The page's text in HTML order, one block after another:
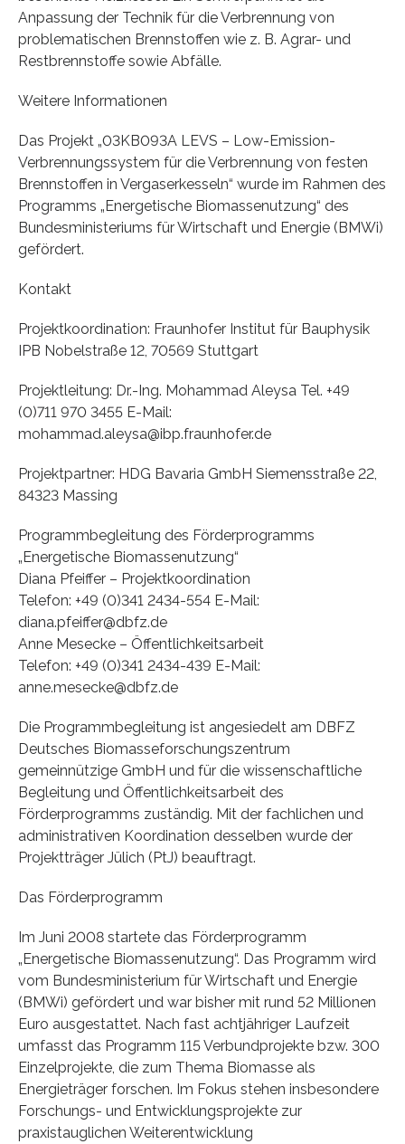
Anpassung der Technik für die Verbrennung von
problematischen Brennstoffen wie z. B. Agrar- und
Restbrennstoffe sowie Abfälle.
Weitere Informationen
Das Projekt „03KB093A LEVS – Low-Emission-
Verbrennungssystem für die Verbrennung von festen
Brennstoffen in Vergaserkesseln“ wurde im Rahmen des
Programms „Energetische Biomassenutzung“ des
Bundesministeriums für Wirtschaft und Energie (BMWi)
gefördert.
Kontakt
Projektkoordination: Fraunhofer Institut für Bauphysik
IPB Nobelstraße 12, 70569 Stuttgart
Projektleitung: Dr.-Ing. Mohammad Aleysa Tel. +49
(0)711 970 3455 E-Mail:
mohammad.aleysa@ibp.fraunhofer.de
Projektpartner: HDG Bavaria GmbH Siemensstraße 22,
84323 Massing
Programmbegleitung des Förderprogramms
„Energetische Biomassenutzung“
Diana Pfeiffer – Projektkoordination
Telefon: +49 (0)341 2434-554 E-Mail:
diana.pfeiffer@dbfz.de
Anne Mesecke – Öffentlichkeitsarbeit
Telefon: +49 (0)341 2434-439 E-Mail:
anne.mesecke@dbfz.de
Die Programmbegleitung ist angesiedelt am DBFZ
Deutsches Biomasseforschungszentrum
gemeinnützige GmbH und für die wissenschaftliche
Begleitung und Öffentlichkeitsarbeit des
Förderprogramms zuständig. Mit der fachlichen und
administrativen Koordination desselben wurde der
Projektträger Jülich (PtJ) beauftragt.
Das Förderprogramm
Im Juni 2008 startete das Förderprogramm
„Energetische Biomassenutzung“. Das Programm wird
vom Bundesministerium für Wirtschaft und Energie
(BMWi) gefördert und war bisher mit rund 52 Millionen
Euro ausgestattet. Nach fast achtjähriger Laufzeit
umfasst das Programm 115 Verbundprojekte bzw. 300
Einzelprojekte, die zum Thema Biomasse als
Energieträger forschen. Im Fokus stehen insbesondere
Forschungs- und Entwicklungsprojekte zur
praxistauglichen Weiterentwicklung